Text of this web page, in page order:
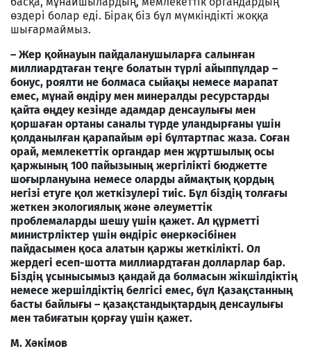
өздері болар еді. Бірақ біз бұл мүмкіндікті жоққа
шығармаймыз.
– Жер қойнауын пайдаланушыларға салынған
миллиардтаған теңге болатын түрлі айыппұлдар –
бонус, роялти не болмаса сыйақы немесе марапат
емес, мұнай өндіру мен минералды ресурстарды
қайта өңдеу кезінде адамдар денсаулығы мен
қоршаған ортаны саналы түрде уландырғаны үшін
қолданылған қарапайым әрі бұлтартпас жаза. Соған
орай, мемлекеттік органдар мен жұртшылық осы
қаржының 100 пайызының жергілікті бюджетте
шоғырлануына немесе оларды аймақтық қордың
негізі етуге қол жеткізулері тиіс. Бұл біздің толғағы
жеткен экологиялық және әлеуметтік
проблемаларды шешу үшін қажет. Ал құрметті
министрліктер үшін өндіріс өнеркәсібінен
пайдасымен қоса алатын қаржы жеткілікті. Ол
жердегі есеп-шотта миллиардтаған долларлар бар.
Біздің ұсынысымыз қандай да болмасын жікшілдіктің
немесе жершілдіктің белгісі емес, бұл Қазақстанның
басты байлығы – қазақстандықтардың денсаулығы
мен табиғатын қорғау үшін қажет.
М. Хәкімов